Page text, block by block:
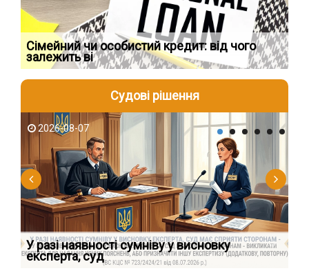
Сімейний чи особистий кредит: від чого
залежить ві
Судові рішення
2026-08-07
У разі наявності сумніву у висновку
експерта, суд